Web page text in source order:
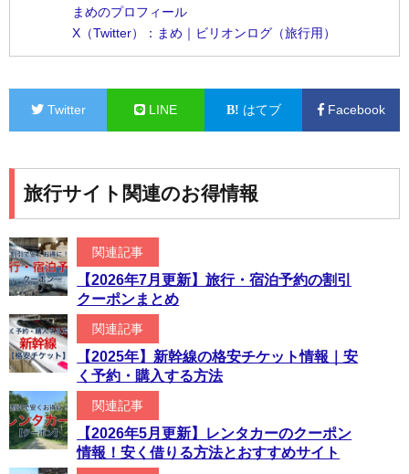
まめのプロフィール
X（Twitter）：まめ｜ビリオンログ（旅行用）
Twitter LINE はてブ Facebook
旅行サイト関連のお得情報
関連記事
【2026年7月更新】旅行・宿泊予約の割引
クーポンまとめ
関連記事
【2025年】新幹線の格安チケット情報｜安
く予約・購入する方法
関連記事
【2026年5月更新】レンタカーのクーポン
情報！安く借りる方法とおすすめサイト